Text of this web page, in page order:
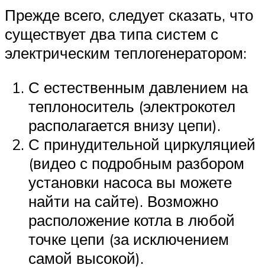
Прежде всего, следует сказать, что
существует два типа систем с
электрическим теплогенератором:
С естественным давлением на
теплоноситель (электрокотел
располагается внизу цепи).
С принудительной циркуляцией
(видео с подробным разбором
установки насоса вы можете
найти на сайте). Возможно
расположение котла в любой
точке цепи (за исключением
самой высокой).